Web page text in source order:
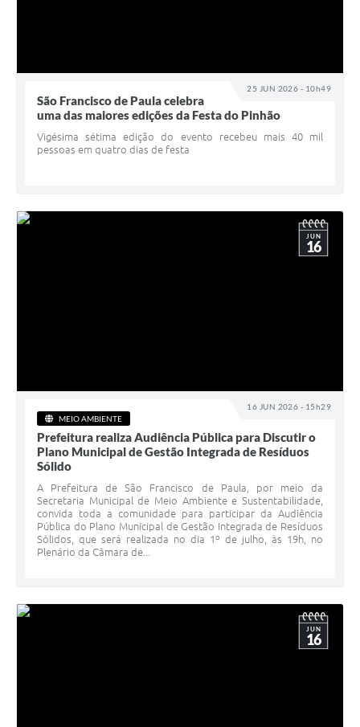
25 JUN 2026 - 10h49
São Francisco de Paula celebra
uma das maiores edições da Festa do Pinhão
Vigésima sétima edição do evento recebeu mais 40 mil
pessoas em quatro dias de festa
16 JUN 2026 - 15h29
JUN
16
MEIO AMBIENTE
Prefeitura realiza Audiência Pública para Discutir o
Plano Municipal de Gestão Integrada de Resíduos
Sólido
A Prefeitura de São Francisco de Paula, por meio da
Secretaria Municipal de Meio Ambiente e Sustentabilidade,
convida toda a comunidade para participar da Audiência
Pública do Plano Municipal de Gestão Integrada de Resíduos
Sólidos, que será realizada no dia 1º de julho, às 19h, no
Plenário da Câmara de...
JUN
16